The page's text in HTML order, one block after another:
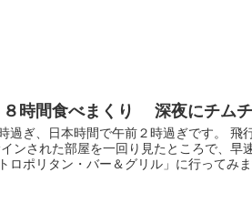
時間食べまくり 深夜にチムチ
過ぎ、日本時間で午前２時過ぎです。 飛
ンされた部屋を一回り見たところで、早
ロポリタン・バー＆グリル」に行ってみま